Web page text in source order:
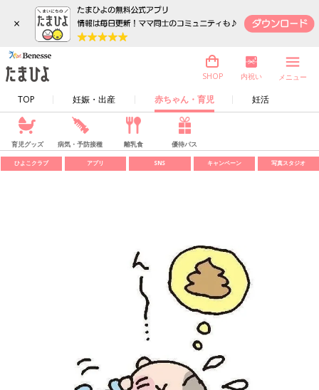
×
TOP 妊娠・出産 赤ちゃん・育児 妊活
SHOP 内祝い メニュー
育児グッズ 病気・予防接種 離乳食 優待パス
ひよこクラブ アプリ SNS キャンペーン 写真スタジオ